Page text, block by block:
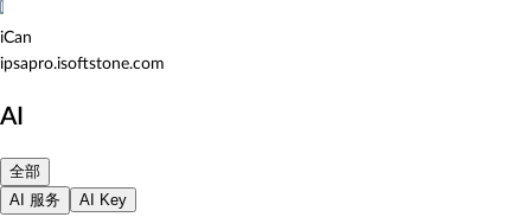
I
iCan
ipsapro.isoftstone.com
AI
全部
AI 服务
AI Key